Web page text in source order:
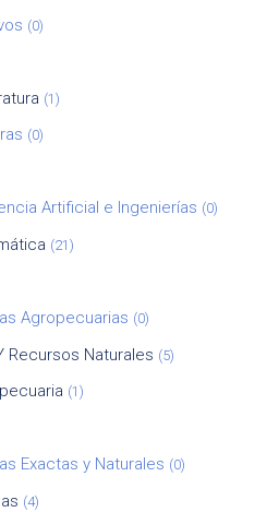
(0)
(1)
(0)
Artificial e Ingenierías (0)
(21)
Agropecuarias (0)
Recursos Naturales (5)
(1)
Exactas y Naturales (0)
(4)